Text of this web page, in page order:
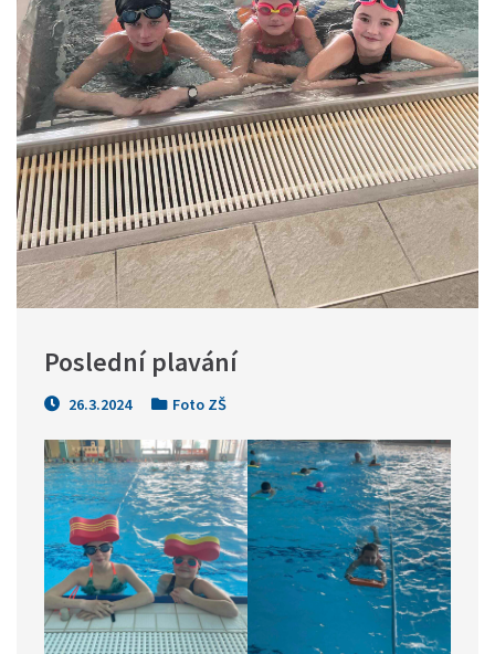
Poslední plavání
26.3.2024 Foto ZŠ